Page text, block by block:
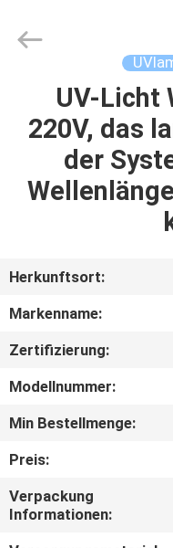
HAUS
PRODUKTE
FABRIK-
TRETEN
SIE
MIT
Electronics
UV-Licht
220V, das
der
Herkunftsort:
Markenname:
Zertifizierung:
Modellnummer:
Min Bestellmenge:
Preis:
Verpackung
Informationen: